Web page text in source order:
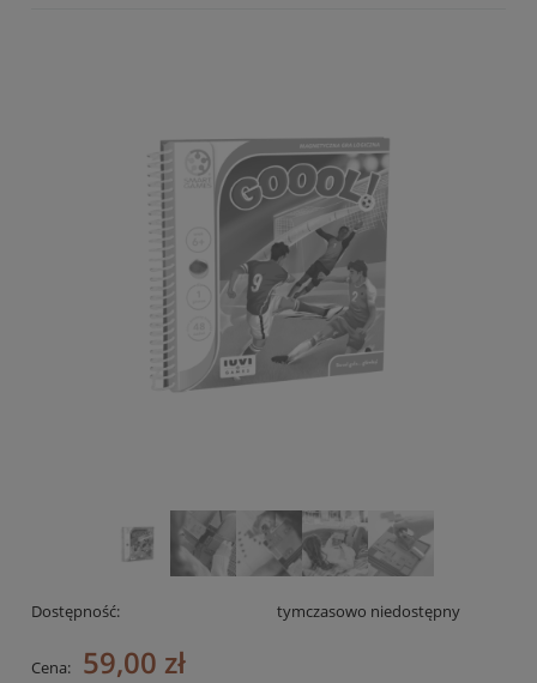
Dostępność: tymczasowo niedostępny
Cena: 59,00 zł